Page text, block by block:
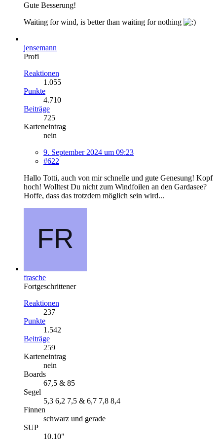
Gute Besserung!
Waiting for wind, is better than waiting for nothing
jensemann
Profi
Reaktionen
1.055
Punkte
4.710
Beiträge
725
Karteneintrag
nein
9. September 2024 um 09:23
#622
Hallo Totti, auch von mir schnelle und gute Genesung! Kopf
hoch! Wolltest Du nicht zum Windfoilen an den Gardasee?
Hoffe, dass das trotzdem möglich sein wird...
frasche
Fortgeschrittener
Reaktionen
237
Punkte
1.542
Beiträge
259
Karteneintrag
nein
Boards
67,5 & 85
Segel
5,3 6,2 7,5 & 6,7 7,8 8,4
Finnen
schwarz und gerade
SUP
10.10"